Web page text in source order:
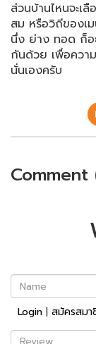
ส่วนบ้านไหนจะเ
สม​ หรือวิถีของเม
นึ่ง​ ย่าง​ ทอด​ ก็อ
กันด้วย​ เพื่อควา
นั่นเองครับ
Comment
Name
Login | สมัครสมา
Review